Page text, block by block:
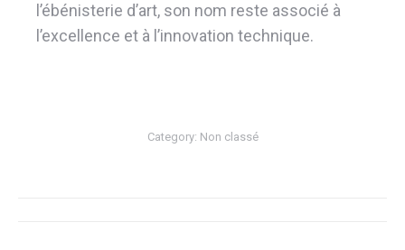
l’ébénisterie d’art, son nom reste associé à
l’excellence et à l’innovation technique.
Category: Non classé